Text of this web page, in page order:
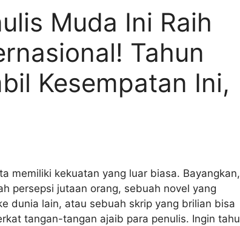
Muda Ini Raih
Tahun
Kesempatan Ini,
memiliki kekuatan yang luar biasa. Bayangkan,
persepsi jutaan orang, sebuah novel yang
dunia lain, atau sebuah skrip yang brilian bisa
tangan-tangan ajaib para penulis. Ingin tahu